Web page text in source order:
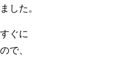
した。
ぐに
で、